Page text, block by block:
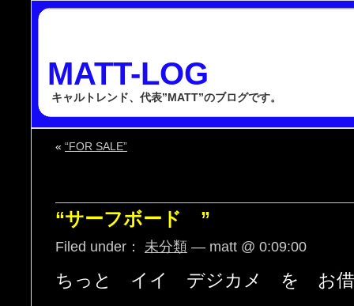
MATT-LOG
キャルトレンド、代表”MATT”のブログです。
« “FOR SALE”
“サーフボード ”
Filed under： 未分類 — matt @ 0:09:00
ちっと イイ デジカメ を お借